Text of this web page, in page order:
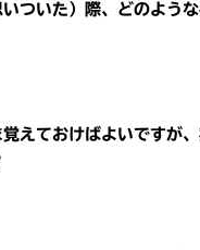
ついた）際、どのよう
えておけばよいですが